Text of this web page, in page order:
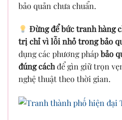
bảo quản chưa chuẩn.
Đừng để bức tranh hàng
trị chỉ vì lỗi nhỏ trong bảo
dụng các phương phápbảo
đúng cáchđể gìn giữ trọn
nghệ thuật theo thời gian.